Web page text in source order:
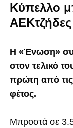
Κύπελλο
ΑΕΚτζήδες
Η «Ένωση»
στον τελικό
πρώτη από τις
φέτος.
Μπροστά σε